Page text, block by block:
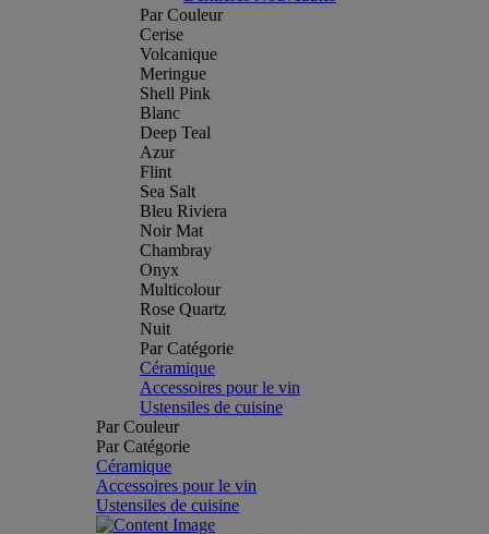
Par Couleur
Cerise
Volcanique
Meringue
Shell Pink
Blanc
Deep Teal
Azur
Flint
Sea Salt
Bleu Riviera
Noir Mat
Chambray
Onyx
Multicolour
Rose Quartz
Nuit
Par Catégorie
Céramique
Accessoires pour le vin
Ustensiles de cuisine
Par Couleur
Par Catégorie
Céramique
Accessoires pour le vin
Ustensiles de cuisine